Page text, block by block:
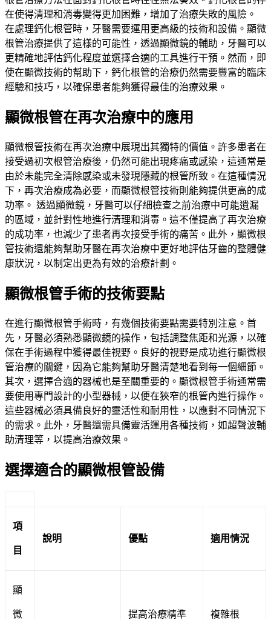
在使得清理和消毒變得更加困難，增加了治療失敗的風險。
在處理鈣化根管時，牙醫需要運用更高級的技術和設備。顯微
根管治療提供了這樣的可能性，透過顯微鏡的輔助，牙醫可以
更精確地評估鈣化程度並選擇合適的工具進行干預。然而，即
使在顯微技術的幫助下，鈣化根管的治療仍然需要豐富的臨床
經驗和技巧，以確保患者能夠獲得最佳的治療效果。
顯微根管在再次治療中的應用
顯微根管技術在再次治療中展現出其獨特的價值。許多患者在
接受過初次根管治療後，仍然可能出現疼痛或感染，這通常是
由於未能完全清除感染或未發現隱藏的根管所致。在這種情況
下，再次治療成為必要，而顯微根管技術則能夠提供更高的成
功率。 透過顯微鏡，牙醫可以仔細檢查之前治療中可能遺漏
的區域，並針對性地進行清理和消毒。這不僅提高了再次治療
的成功率，也減少了患者再次接受手術的痛苦。此外，顯微根
管技術還能夠幫助牙醫在再次治療中更好地評估牙齒的整體健
康狀況，以制定出更為有效的治療計劃。
顯微根管手術的技術要點
在進行顯微根管手術時，有幾個技術要點需要特別注意。首
先，牙醫必須熟悉顯微鏡的操作，包括調整焦距和光源，以確
保在手術過程中獲得最佳視野。良好的視野是成功進行顯微根
管治療的關鍵，因為它能夠幫助牙醫清楚地看到每一個細節。
其次，選擇合適的器械也是至關重要的。顯微根管手術通常需
要使用專門設計的小型器械，以便在狹窄的根管內進行操作。
這些器械必須具備良好的靈活性和耐用性，以應對不同情況下
的需求。此外，牙醫還需具備靈活運用各種技術，如超聲波輔
助清理等，以提高治療效果。
選擇適合的顯微根管設備
項
目
說明 優點 適用情況
顯
微 提高治療精準 複雜根